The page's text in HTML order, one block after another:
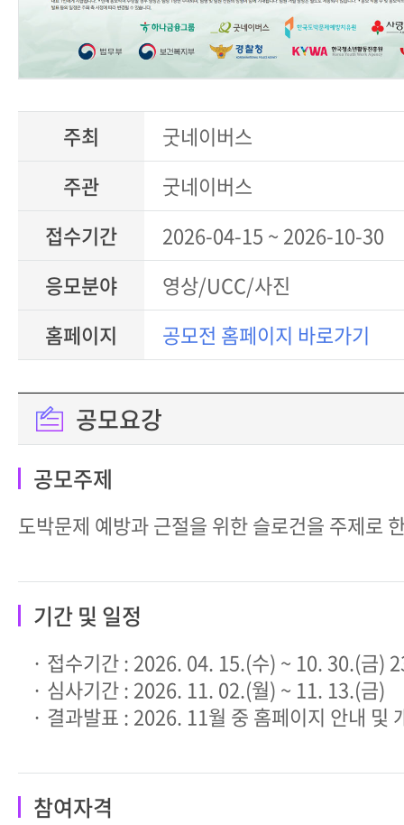
주최
굿네이버스
주관
굿네이버스
접수기간
2026-04-15 ~ 2026-10-30
응모분야
영상/UCC/사진
홈페이지
공모전 홈페이지 바로가기
공모요강
공모주제
도박문제 예방과 근절을 위한 슬로건을 주제로
기간 및 일정
· 접수기간 : 2026. 04. 15.(수) ~ 10. 30.(금)
· 심사기간 : 2026. 11. 02.(월) ~ 11. 13.(금)
· 결과발표 : 2026. 11월 중 홈페이지 안내 및
참여자격